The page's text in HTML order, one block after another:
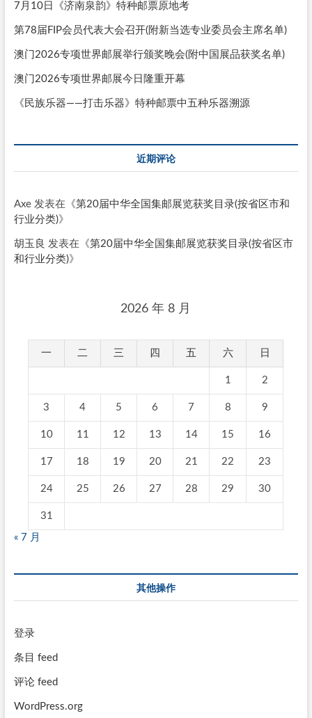
7月10日《济南泉韵》特种邮票原地考
第78届FIP会员代表大会召开(附新当选专业委员会主席名单)
澳门2026专项世界邮展举行颁奖晚会(附中国展品获奖名单)
澳门2026专项世界邮展今日隆重开幕
《民族乐器——打击乐器》特种邮票中五种乐器溯源
近期评论
Axe发表在《第20届中华全国集邮展览获奖目录(按省区市和
行业分类)》
胡玉良 发表在《第20届中华全国集邮展览获奖目录(按省区市
和行业分类)》
2026 年 8 月
一 二 三 四 五 六 日
1 2
3 4 5 6 7 8 9
10 11 12 13 14 15 16
17 18 19 20 21 22 23
24 25 26 27 28 29 30
31
« 7 月
其他操作
登录
条目 feed
评论 feed
WordPress.org